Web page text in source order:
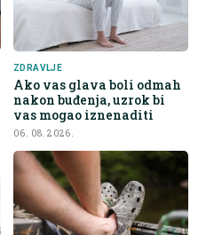
ZDRAVLJE
Ako vas glava boli odmah
nakon buđenja, uzrok bi
vas mogao iznenaditi
06. 08. 2026.